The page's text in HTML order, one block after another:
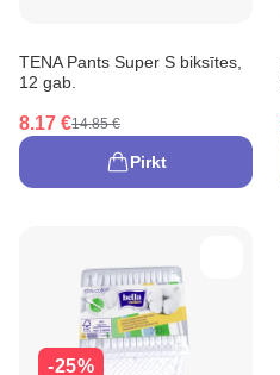
TENA Pants Super S biksītes,
12 gab.
8.17 €14.85 €
Pirkt
-25%